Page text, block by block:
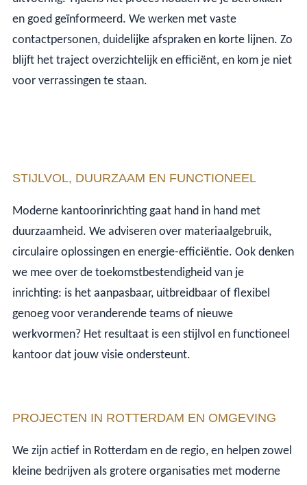
en goed geïnformeerd. We werken met vaste
contactpersonen, duidelijke afspraken en korte lijnen. Zo
blijft het traject overzichtelijk en efficiënt, en kom je niet
voor verrassingen te staan.
STIJLVOL, DUURZAAM EN FUNCTIONEEL
Moderne kantoorinrichting gaat hand in hand met
duurzaamheid. We adviseren over materiaalgebruik,
circulaire oplossingen en energie-efficiëntie. Ook denken
we mee over de toekomstbestendigheid van je
inrichting: is het aanpasbaar, uitbreidbaar of flexibel
genoeg voor veranderende teams of nieuwe
werkvormen? Het resultaat is een stijlvol en functioneel
kantoor dat jouw visie ondersteunt.
PROJECTEN IN ROTTERDAM EN OMGEVING
We zijn actief in Rotterdam en de regio, en helpen zowel
kleine bedrijven als grotere organisaties met moderne